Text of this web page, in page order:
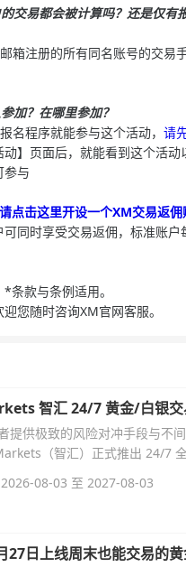
交易都会被计算吗？还是仅有
箱注册的所有同名账号的交易
加？在哪里参加？
名程序就能参与这个活动， 请
动】页面后，就能看到这个活动
参与
请点击这里开设一个XM交易返佣
同时享受交易返佣，标准账户
条款与条例适用。
您随时咨询XM官网客服。
智汇 24/7 黄金/白银交
提供极致的风险对冲手段与不
（智汇）正式推出 24/7
软件及交易细则。
08-03 至 2027-08-03
27日上线周末也能交易的